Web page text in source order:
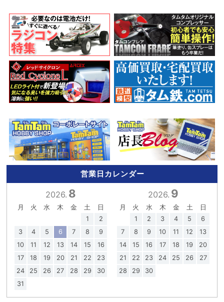
営業日カレンダー
2026. 8
月 火 水 木 金 土
日
1
2
3
4 5 6 7 8
9
10
11 12 13 14 15
16
17
18 19 20 21 22
23
24
25 26 27 28 29
30
31
2026. 9
月 火 水 木 金 土
日
1
2 3 4 5
6
7
8 9 10 11 12
13
14
15 16 17 18 19
20
21
22 23 24 25 26
27
28
29 30